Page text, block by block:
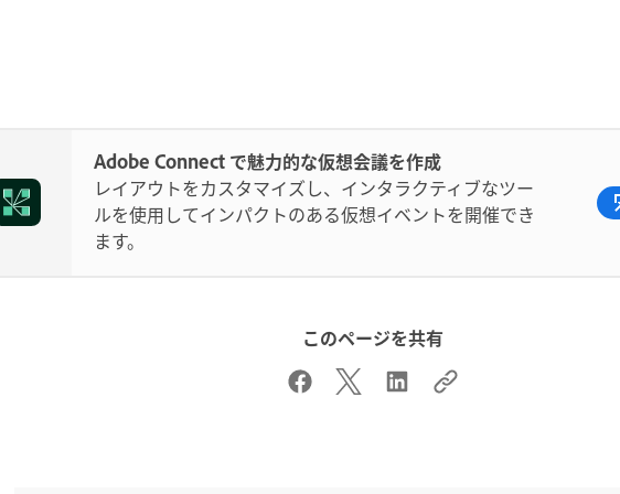
Adobe Connect で魅力的な仮想会議を作成
レイアウトをカスタマイズし、インタラクティブなツー
ルを使用してインパクトのある仮想イベントを開催でき
ます。
このページを共有